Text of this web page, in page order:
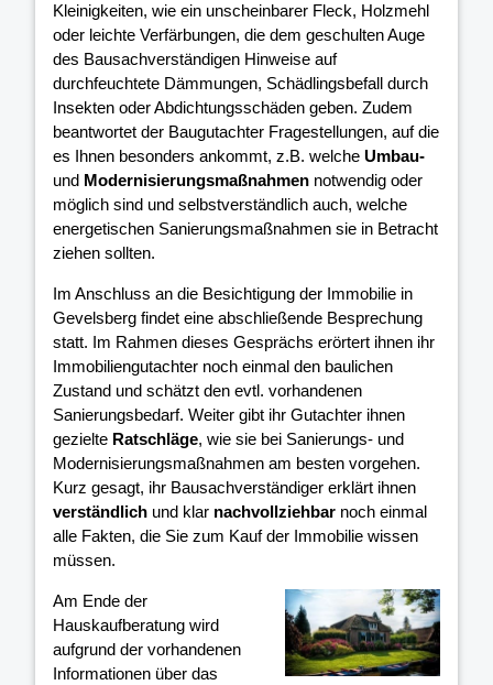
Kleinigkeiten, wie ein unscheinbarer Fleck, Holzmehl
oder leichte Verfärbungen, die dem geschulten Auge
des Bausachverständigen Hinweise auf
durchfeuchtete Dämmungen, Schädlingsbefall durch
Insekten oder Abdichtungsschäden geben. Zudem
beantwortet der Baugutachter Fragestellungen, auf die
es Ihnen besonders ankommt, z.B. welche Umbau-
und Modernisierungsmaßnahmen notwendig oder
möglich sind und selbstverständlich auch, welche
energetischen Sanierungsmaßnahmen sie in Betracht
ziehen sollten.
Im Anschluss an die Besichtigung der Immobilie in
Gevelsberg findet eine abschließende Besprechung
statt. Im Rahmen dieses Gesprächs erörtert ihnen ihr
Immobiliengutachter noch einmal den baulichen
Zustand und schätzt den evtl. vorhandenen
Sanierungsbedarf. Weiter gibt ihr Gutachter ihnen
gezielte Ratschläge, wie sie bei Sanierungs- und
Modernisierungsmaßnahmen am besten vorgehen.
Kurz gesagt, ihr Bausachverständiger erklärt ihnen
verständlich und klar nachvollziehbar noch einmal
alle Fakten, die Sie zum Kauf der Immobilie wissen
müssen.
Am Ende der
Hauskaufberatung wird
aufgrund der vorhandenen
Informationen über das